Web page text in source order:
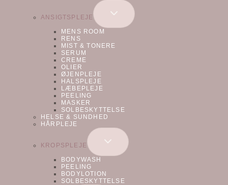
ANSIGTSPLEJE
SKIFT
UNDERMENU
MENS ROOM
RENS
MIST & TONERE
SERUM
CREME
OLIER
ØJENPLEJE
HALSPLEJE
LÆBEPLEJE
PEELING
MASKER
SOLBESKYTTELSE
HELSE & SUNDHED
HÅRPLEJE
KROPSPLEJE
SKIFT
UNDERMENU
BODYWASH
PEELING
BODYLOTION
SOLBESKYTTELSE